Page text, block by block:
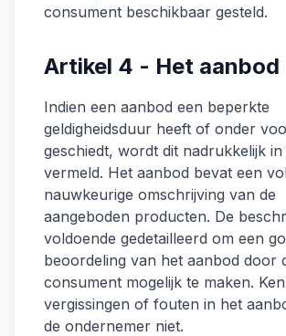
consument beschikbaar gesteld.
Artikel 4 - Het aanbod
Indien een aanbod een beperkte
geldigheidsduur heeft of onder
geschiedt, wordt dit nadrukkelijk
vermeld. Het aanbod bevat een
nauwkeurige omschrijving van de
aangeboden producten. De
voldoende gedetailleerd om een
beoordeling van het aanbod door
consument mogelijk te maken.
vergissingen of fouten in het
de ondernemer niet.